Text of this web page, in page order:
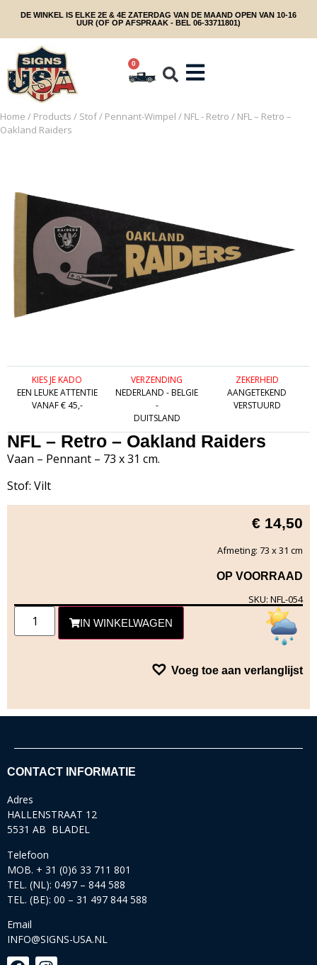
DE WINKEL IS ELKE 2E & 4E ZATERDAG VAN DE MAAND OPEN VAN 10-16
UUR (OF OP AFSPRAAK - BEL 06-33711801)
0
Home / Products / Stof/ Pennant-Wimpel / NFL - Retro / NFL – Retro –
Oakland Raiders
KIES JE KADO
EEN LEUKE ATTENTIE
VANAF € 45,-
VERZENDING
NEDERLAND - BELGIE
-
DUITSLAND
ZEKERHEID
AANGETEKEND
VERSTUURD
NFL – Retro – Oakland Raiders
Vaan – Pennant – 73 x 31 cm.
Stof: Vilt
€ 14,50
Afmeting: 73 x 31 cm
OP VOORRAAD
SKU: NFL-054
IN WINKELWAGEN
Voeg toe aan verlanglijst
CONTACT INFORMATIE
Adres
HALLENSTRAAT 12
5531 AB BLADEL
Telefoon
MOB. + 31 (0)6 33 711 801
TEL. (NL): 0497 – 844 588
TEL. (BE): 00 – 31 497 844 588
Email
INFO@SIGNS-USA.NL